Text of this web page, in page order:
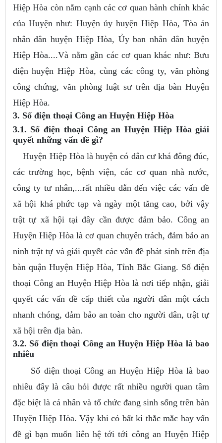
Hiệp Hòa còn nằm cạnh các cơ quan hành chính khác
của Huyện như: Huyện ủy huyện Hiệp Hòa, Tòa án
nhân dân huyện Hiệp Hòa, Ủy ban nhân dân huyện
Hiệp Hòa....Và nằm gần các cơ quan khác như: Bưu
điện huyện Hiệp Hòa, cùng các công ty, văn phòng
công chứng, văn phòng luật sư trên địa bàn Huyện
Hiệp Hòa.
3. Số điện thoại Công an Huyện Hiệp Hòa
3.1. Số điện thoại Công an Huyện Hiệp Hòa giải
quyết những vấn đề gì?
Huyện Hiệp Hòa là huyện có dân cư khá đông đúc,
các trường học, bệnh viện, các cơ quan nhà nước,
công ty tư nhân,...rất nhiều dẫn đến việc các vấn đề
xã hội khá phức tạp và ngày một tăng cao, bởi vậy
trật tự xã hội tại đây cần được đảm bảo. Công an
Huyện Hiệp Hòa là cơ quan chuyên trách, đảm bảo an
ninh trật tự và giải quyết các vấn đề phát sinh trên địa
bàn quận Huyện Hiệp Hòa, Tỉnh Bắc Giang. Số điện
thoại Công an Huyện Hiệp Hòa là nơi tiếp nhận, giải
quyết các vấn đề cấp thiết của người dân một cách
nhanh chóng, đảm bảo an toàn cho người dân, trật tự
xã hội trên địa bàn.
3.2. Số điện thoại Công an Huyện Hiệp Hòa là bao
nhiêu
Số điện thoại Công an Huyện Hiệp Hòa là bao
nhiêu đây là câu hỏi được rất nhiều người quan tâm
đặc biệt là cá nhân và tổ chức đang sinh sống trên bàn
Huyện Hiệp Hòa. Vậy khi có bất kì thắc mắc hay vấn
đề gì bạn muốn liên hệ tới tới công an Huyện Hiệp